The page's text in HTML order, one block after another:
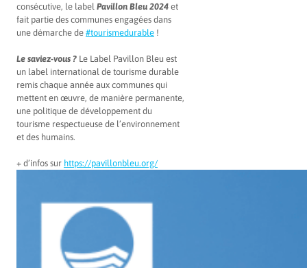
consécutive, le label Pavillon Bleu 2024 et
fait partie des communes engagées dans
une démarche de #tourismedurable !
Le saviez-vous ? Le Label Pavillon Bleu est
un label international de tourisme durable
remis chaque année aux communes qui
mettent en œuvre, de manière permanente,
une politique de développement du
tourisme respectueuse de l’environnement
et des humains.
+ d’infos sur https://pavillonbleu.org/